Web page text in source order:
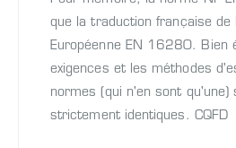
que la traduction française de
Européenne EN 16280. Bien
exigences et les méthodes
normes (qui n'en sont qu'une)
strictement identiques. CQFD